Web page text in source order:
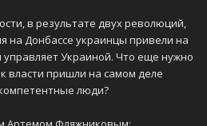
в результате двух революций,
на Донбассе украинцы привели на
управляет Украиной. Что еще нужно
власти пришли на самом деле
люди?